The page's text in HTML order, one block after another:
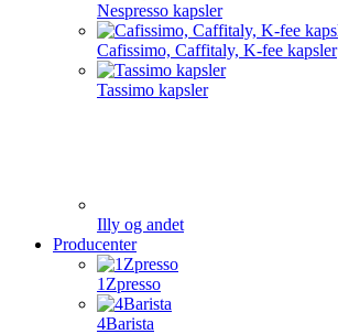
Nespresso kapsler
Cafissimo, Caffitaly, K-fee kapsler
Tassimo kapsler
Illy og andet
Producenter
1Zpresso
4Barista